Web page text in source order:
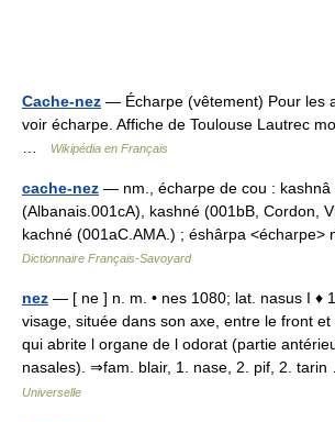
Cache-nez — Écharpe (vêtement) Pour les
voir écharpe. Affiche de Toulouse Lautrec
Wikipédia en Français
cache-nez — nm., écharpe de cou : kashnâ
(Albanais.001cA), kashné (001bB, Cordon,
kachné (001aC.AMA.) ; éshârpa <écharpe>
Dictionnaire Français-Savoyard
nez — [ ne ] n. m. • nes 1080; lat. nasus I ♦
visage, située dans son axe, entre le front
qui abrite l organe de l odorat (partie
nasales). ⇒fam. blair, 1. nase, 2. pif, 2.
Universelle